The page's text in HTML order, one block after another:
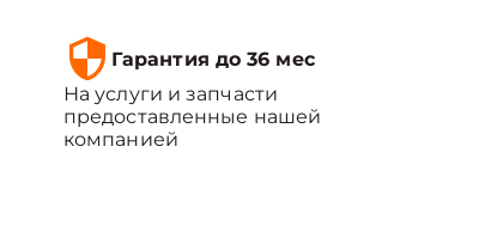
Гарантия до 36 мес
На услуги и запчасти
предоставленные нашей
компанией